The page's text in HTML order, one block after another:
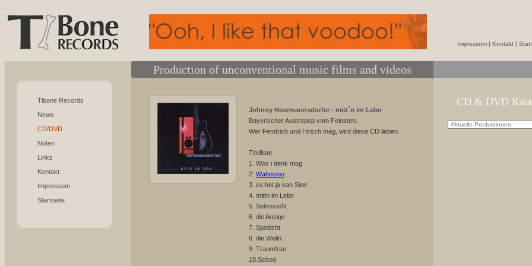
Tibone Records
News
CD/DVD
Noten
Links
Kontakt
Impressum
Startseite
Production of unconventional music films and videos
Johnny Hoermannsdorfer - mitt´n im Lebn
Bayerischer Austropop vom Feinsten.
Wer Fendrich und Hirsch mag, wird diese CD lieben.
Titelliste:
1. Wos i denk mog
2. Wahnsinn
3. es hot ja kan Sinn
4. mittn im Lebn
5. Sehnsucht
6. die Anzige
7. Spotlicht
8. die Welln
9. Traumfrau
10.Schod
Impressum | Kontakt |
CD & DVD